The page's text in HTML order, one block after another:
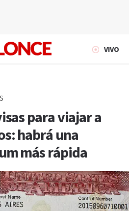
VIVO
para viajar a
habrá una
más rápida